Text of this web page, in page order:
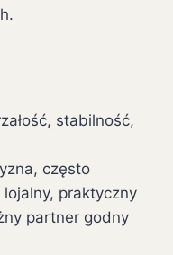
stabilność,
często
lojalny, praktyczny
partner godny